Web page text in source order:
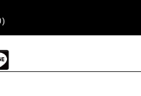
)